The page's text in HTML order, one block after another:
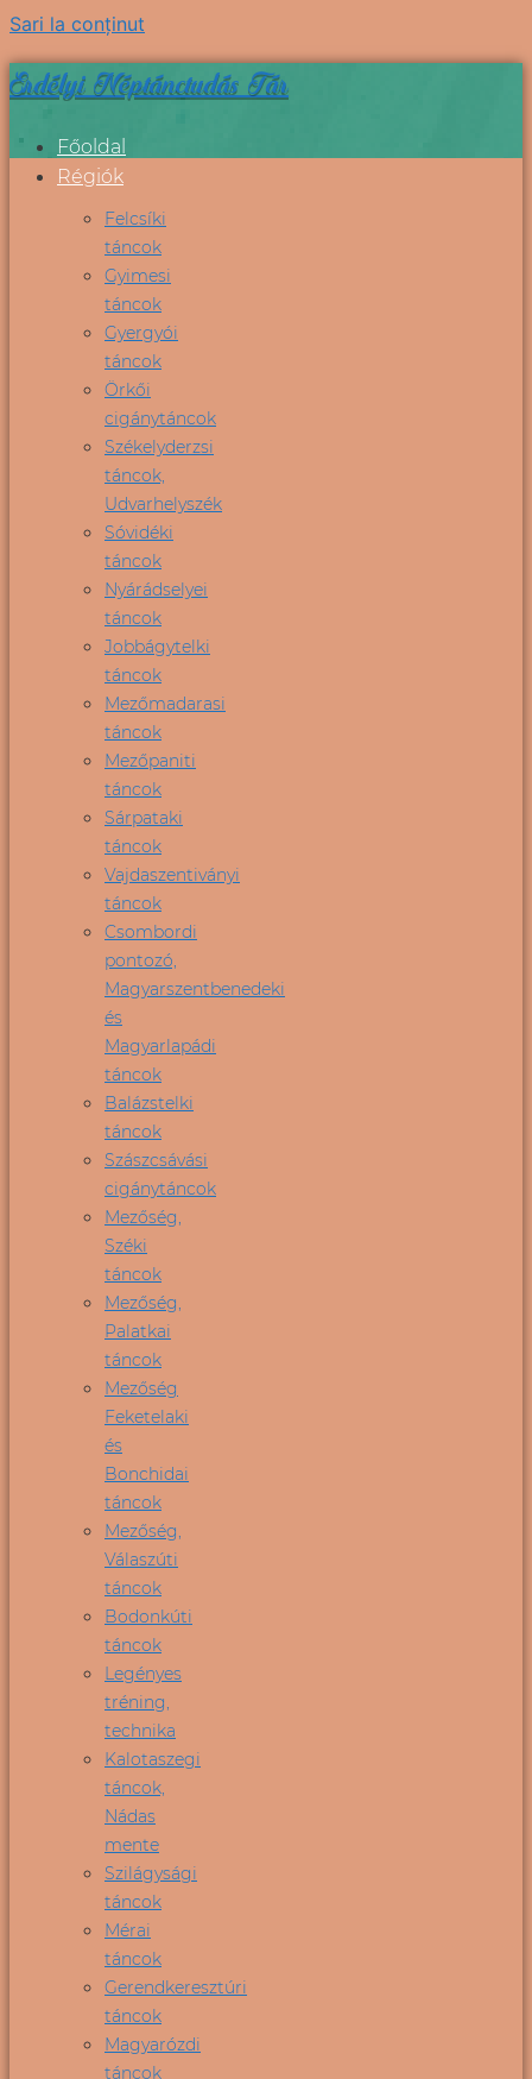
Sari la conținut
Erdélyi Néptánctudás Tár
Főoldal
Régiók
Felcsíki
táncok
Gyimesi
táncok
Gyergyói
táncok
Örkői
cigánytáncok
Székelyderzsi
táncok,
Udvarhelyszék
Sóvidéki
táncok
Nyárádselyei
táncok
Jobbágytelki
táncok
Mezőmadarasi
táncok
Mezőpaniti
táncok
Sárpataki
táncok
Vajdaszentiványi
táncok
Csombordi
pontozó,
Magyarszentbenedeki
és
Magyarlapádi
táncok
Balázstelki
táncok
Szászcsávási
cigánytáncok
Mezőség,
Széki
táncok
Mezőség,
Palatkai
táncok
Mezőség
Feketelaki
és
Bonchidai
táncok
Mezőség,
Válaszúti
táncok
Bodonkúti
táncok
Legényes
tréning,
technika
Kalotaszegi
táncok,
Nádas
mente
Szilágysági
táncok
Mérai
táncok
Gerendkeresztúri
táncok
Magyarózdi
táncok